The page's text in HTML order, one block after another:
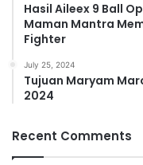
Hasil Aileex 9 Ball
Maman Mantra
Fighter
July 25, 2024
Tujuan Maryam
2024
Recent Comments